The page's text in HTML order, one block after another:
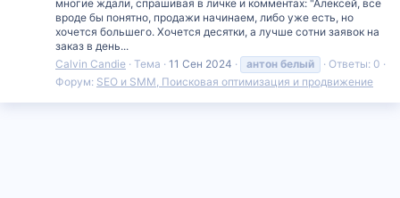
многие ждали, спрашивая в личке и комментах: "Алексей, все
вроде бы понятно, продажи начинаем, либо уже есть, но
хочется большего. Хочется десятки, а лучше сотни заявок на
заказ в день...
Calvin Candie Тема 11 Сен 2024 антон белый
Ответы: 0
Форум: SEO и SMM, Поисковая оптимизация и продвижение